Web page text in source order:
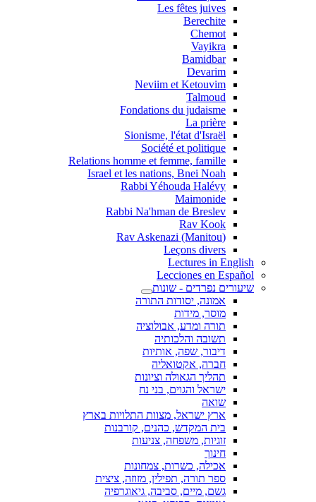
Les fêtes juives
Berechite
Chemot
Vayikra
Bamidbar
Devarim
Neviim et Ketouvim
Talmoud
Fondations du judaisme
La prière
Sionisme, l'état d'Israël
Société et politique
Relations homme et femme, famille
Israel et les nations, Bnei Noah
Rabbi Yéhouda Halévy
Maimonide
Rabbi Na'hman de Breslev
Rav Kook
(Rav Askenazi (Manitou
Leçons divers
Lectures in English
Lecciones en Español
שיעורים נפרדים - שונות
אמונה, יסודות התורה
מוסר, מידות
תורה ומדע, אבולוציה
תשובה והלכותיה
דיבור, שפה, אותיות
חברה, אקטואליה
תהליך הגאולה וציונות
ישראל והגוים, בני נח
שואה
ארץ ישראל, מצוות התלויות בארץ
בית המקדש, כהנים, קורבנות
זוגיות, משפחה, צניעות
חינוך
אכילה, כשרות, צמחונות
ספר תורה, תפילין, מזוזה, ציצית
גשם, מיים, סביבה, גיאוגרפיה